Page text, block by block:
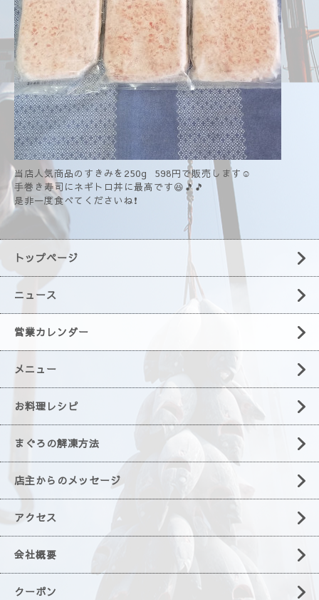
当店人気商品のすきみを250g 598円で販売します☺️
手巻き寿司にネギトロ丼に最高です😆🎵🎵
是非一度食べてくださいね❗
トップページ
ニュース
営業カレンダー
メニュー
お料理レシピ
まぐろの解凍方法
店主からのメッセージ
アクセス
会社概要
クーポン